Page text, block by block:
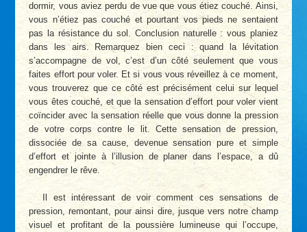
dormir, vous aviez perdu de vue que vous étiez couché. Ainsi,
vous n’étiez pas couché et pourtant vos pieds ne sentaient
pas la résistance du sol. Conclusion naturelle : vous planiez
dans les airs. Remarquez bien ceci : quand la lévitation
s’accompagne de vol, c’est d’un côté seulement que vous
faites effort pour voler. Et si vous vous réveillez à ce moment,
vous trouverez que ce côté est précisément celui sur lequel
vous êtes couché, et que la sensation d’effort pour voler vient
coïncider avec la sensation réelle que vous donne la pression
de votre corps contre le lit. Cette sensation de pression,
dissociée de sa cause, devenue sensation pure et simple
d’effort et jointe à l’illusion de planer dans l’espace, a dû
engendrer le rêve.
Il est intéressant de voir comment ces sensations de
pression, remontant, pour ainsi dire, jusque vers notre champ
visuel et profitant de la poussière lumineuse qui l’occupe,